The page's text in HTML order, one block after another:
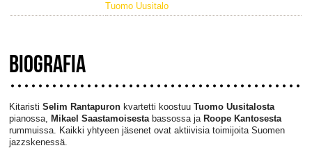
Tuomo Uusitalo
BIOGRAFIA
Kitaristi Selim Rantapuronkvartetti koostuu Tuomo Uusitalosta
pianossa,
Mikael Saastamoisestabassossa ja Roope Kantosesta
rummuissa. Kaikki yhtyeen jäsenet ovat aktiivisia toimijoita Suomen
jazzskenessä.